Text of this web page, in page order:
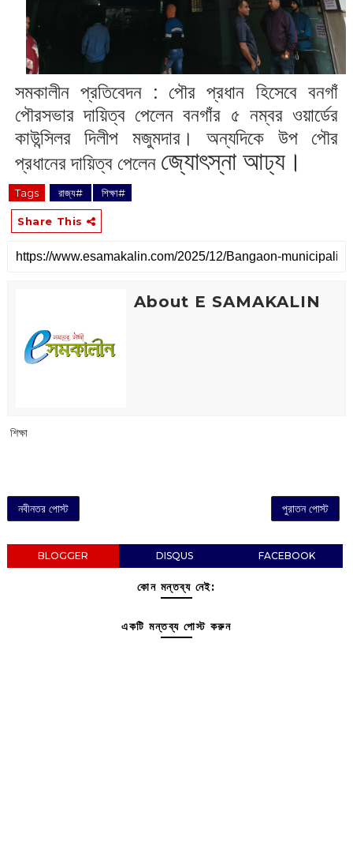
সমকালীন প্রতিবেদন : পৌর প্রধান হিসেবে বনগাঁ
পৌরসভার দায়িত্ব পেলেন বনগাঁর ৫ নম্বর ওয়ার্ডের
কাউন্সিলর দিলীপ মজুমদার। অন্যদিকে উপ পৌর
প্রধানের দায়িত্ব পেলেন ‌‌‌‌‌‌‌‌জ্যোৎস্নাআঢ্য।
Tags ‌ রাজ্য# ‌ শিক্ষা#
Share This
About E SAMAKALIN
‌ শিক্ষা
নবীনতর পোস্ট পুরাতন পোস্ট
BLOGGER DISQUS FACEBOOK
কোন মন্তব্য নেই:
একটি মন্তব্য পোস্ট করুন